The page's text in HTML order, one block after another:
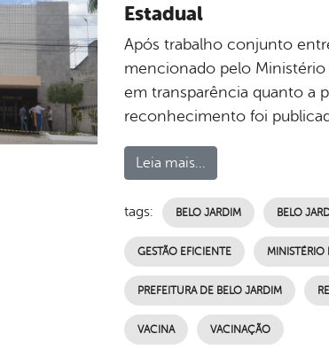
Estadual
Após trabalho conjunto
mencionado pelo
em transparência quanto a
reconhecimento foi
Leia mais...
tags: BELO JARDIM BELO
GESTÃO EFICIENTE MINISTÉRIO
PREFEITURA DE BELO JARDIM
VACINA VACINAÇÃO